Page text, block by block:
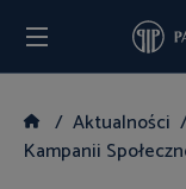
Aktualności
Kampanii